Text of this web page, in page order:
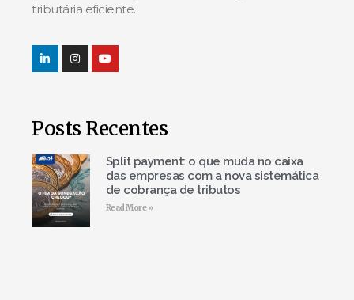
tributária eficiente.
Posts Recentes
Split payment: o que muda no caixa
das empresas com a nova sistemática
de cobrança de tributos
Read More »